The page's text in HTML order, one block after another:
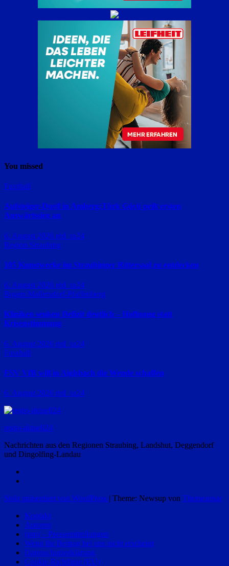
You missed
Fussball
Aufsteiger-Duell in Amberg:Türk Gücü peilt ersten
Auswärtssieg an
6. August 2026 red_ra24
Region Straubing
105 Kunstwerke im Straubinger Rittersaal zu entdecken
6. August 2026 red_ra24
Bogen Mallersdorf-Pfaffenberg
Kliniken senken Defizit deutlich – Hoffnung statt
Krisenstimmung
6. August 2026 red_ra24
Fussball
FSV VfB will in Aiglsbach die Wende schaffen
6. August 2026 red_ra24
regio-aktuell24
Nachrichten aus den Regionen Straubing, Landshut, Deggendorf
und Dingolfing-Landau
Stolz präsentiert von WordPress | Theme: Newsup von Themeansar
Kontakt
Autoren
(pm) – Pressemitteilungen
Wenn Ihr Beitrag bei uns nicht erscheint
Datenschutzerklärung
Cookie-Richtlinie (EU)